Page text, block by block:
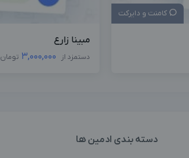
کامنت و دایرکت
مبینا زارع
دستمزد از 3,000,000 تومان
دسته بندی ادمین ها